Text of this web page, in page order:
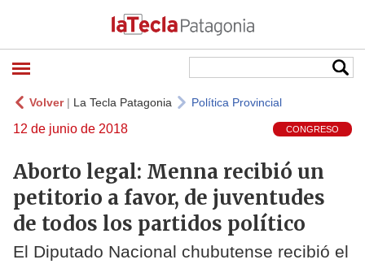
Volver| La Tecla Patagonia Política Provincial
12 de junio de 2018 CONGRESO
Aborto legal: Menna recibió un
petitorio a favor, de juventudes
de todos los partidos político
El Diputado Nacional chubutense recibió el